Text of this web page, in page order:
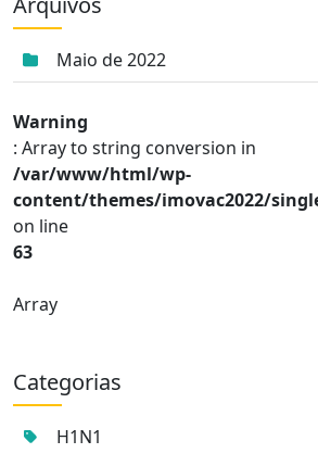
Maio de 2022
Warning
: Array to string conversion in
/var/www/html/wp-
content/themes/imovac2022/
on line
63
Array
Categorias
H1N1